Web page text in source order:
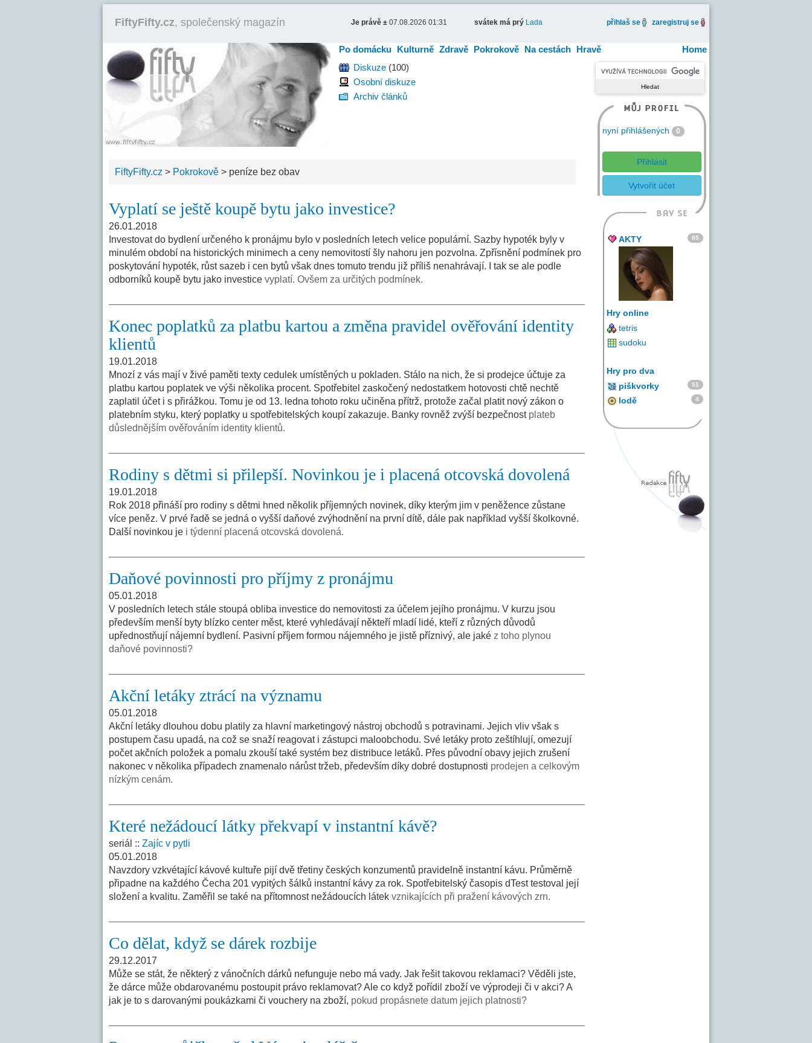
FiftyFifty.cz, společenský magazín Je právě ± 07.08.2026 01:31 svátek má prý Lada přihlaš se zaregistruj se
Home
Po domácku Kulturně Zdravě Pokrokově Na cestách Hravě
Diskuze (100)
Osobní diskuze
Archiv článků
FiftyFifty.cz > Pokrokově > peníze bez obav
Vyplatí se ještě koupě bytu jako investice?
26.01.2018
Investovat do bydlení určeného k pronájmu bylo v posledních letech velice populární. Sazby hypoték byly v
minulém období na historických minimech a ceny nemovitostí šly nahoru jen pozvolna. Zpřísnění podmínek pro
poskytování hypoték, růst sazeb i cen bytů však dnes tomuto trendu již příliš nenahrávají. I tak se ale podle
odborníků koupě bytu jako investice vyplatí. Ovšem za určitých podmínek.
Konec poplatků za platbu kartou a změna pravidel ověřování identity
klientů
19.01.2018
Mnozí z vás mají v živé paměti texty cedulek umístěných u pokladen. Stálo na nich, že si prodejce účtuje za
platbu kartou poplatek ve výši několika procent. Spotřebitel zaskočený nedostatkem hotovosti chtě nechtě
zaplatil účet i s přirážkou. Tomu je od 13. ledna tohoto roku učiněna přítrž, protože začal platit nový zákon o
platebním styku, který poplatky u spotřebitelských koupí zakazuje. Banky rovněž zvýší bezpečnost plateb
důslednějším ověřováním identity klientů.
Rodiny s dětmi si přilepší. Novinkou je i placená otcovská dovolená
19.01.2018
Rok 2018 přináší pro rodiny s dětmi hned několik příjemných novinek, díky kterým jim v peněžence zůstane
více peněz. V prvé řadě se jedná o vyšší daňové zvýhodnění na první dítě, dále pak například vyšší školkovné.
Další novinkou je i týdenní placená otcovská dovolená.
Daňové povinnosti pro příjmy z pronájmu
05.01.2018
V posledních letech stále stoupá obliba investice do nemovitosti za účelem jejího pronájmu. V kurzu jsou
především menší byty blízko center měst, které vyhledávají někteří mladí lidé, kteří z různých důvodů
upřednostňují nájemní bydlení. Pasivní příjem formou nájemného je jistě příznivý, ale jaké z toho plynou
daňové povinnosti?
Akční letáky ztrácí na významu
05.01.2018
Akční letáky dlouhou dobu platily za hlavní marketingový nástroj obchodů s potravinami. Jejich vliv však s
postupem času upadá, na což se snaží reagovat i zástupci maloobchodu. Své letáky proto zeštíhlují, omezují
počet akčních položek a pomalu zkouší také systém bez distribuce letáků. Přes původní obavy jejich zrušení
nakonec v několika případech znamenalo nárůst tržeb, především díky dobré dostupnosti prodejen a celkovým
nízkým cenám.
Které nežádoucí látky překvapí v instantní kávě?
seriál :: Zajíc v pytli
05.01.2018
Navzdory vzkvétající kávové kultuře pijí dvě třetiny českých konzumentů pravidelně instantní kávu. Průměrně
připadne na každého Čecha 201 vypitých šálků instantní kávy za rok. Spotřebitelský časopis dTest testoval její
složení a kvalitu. Zaměřil se také na přítomnost nežádoucích látek vznikajících při pražení kávových zrn.
Co dělat, když se dárek rozbije
29.12.2017
Může se stát, že některý z vánočních dárků nefunguje nebo má vady. Jak řešit takovou reklamaci? Věděli jste,
že dárce může obdarovanému postoupit právo reklamovat? Ale co když pořídil zboží ve výprodeji či v akci? A
jak je to s darovanými poukázkami či vouchery na zboží, pokud propásnete datum jejich platnosti?
nyní přihlášených 0
Přihlásit
Vytvořit účet
AKTY 85
Hry online
tetris
sudoku
Hry pro dva
piškvorky
51
lodě 4